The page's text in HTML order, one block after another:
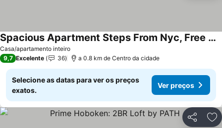
Casa/apartamento inteiro
Spacious Apartment Steps From Nyc, Free Parking
9,7 Excelente 36 a 0.8 km de Centro da cidade
Selecione as datas para ver os preços
exatos.
Ver preços
Partilhar